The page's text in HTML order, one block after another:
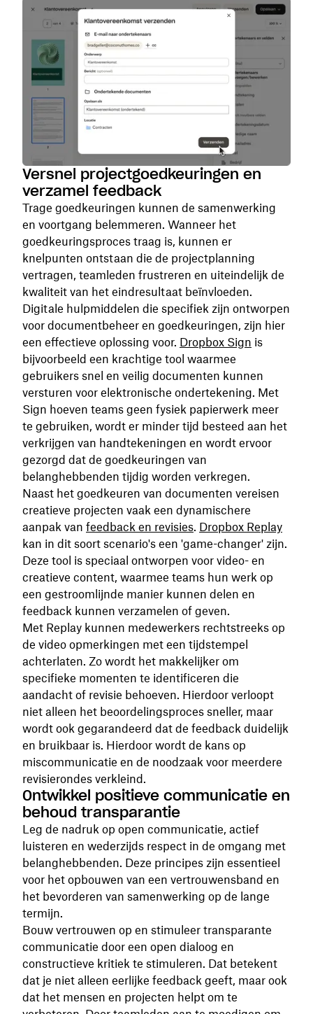
Versnel projectgoedkeuringen en
verzamel feedback
Trage goedkeuringen kunnen de samenwerking
en voortgang belemmeren. Wanneer het
goedkeuringsproces traag is, kunnen er
knelpunten ontstaan die de projectplanning
vertragen, teamleden frustreren en uiteindelijk de
kwaliteit van het eindresultaat beïnvloeden.
Digitale hulpmiddelen die specifiek zijn ontworpen
voor documentbeheer en goedkeuringen, zijn hier
een effectieve oplossing voor. Dropbox Sign is
bijvoorbeeld een krachtige tool waarmee
gebruikers snel en veilig documenten kunnen
versturen voor elektronische ondertekening. Met
Sign hoeven teams geen fysiek papierwerk meer
te gebruiken, wordt er minder tijd besteed aan het
‌verkrijgen van handtekeningen en wordt ervoor
gezorgd dat de goedkeuringen van
belanghebbenden tijdig worden verkregen.
Naast het goedkeuren van documenten vereisen
creatieve projecten vaak een dynamischere
aanpak van feedback en revisies. Dropbox Replay
kan in dit soort scenario's een 'game-changer' zijn.
Deze tool is speciaal ontworpen voor video- en
creatieve content, waarmee teams hun werk op
een gestroomlijnde manier kunnen delen en
feedback kunnen verzamelen of geven.
Met Replay kunnen medewerkers rechtstreeks op
de video opmerkingen met een tijdstempel
achterlaten. Zo wordt het makkelijker om
specifieke momenten te identificeren die
aandacht of revisie behoeven. Hierdoor verloopt
niet alleen het beoordelingsproces sneller, maar
wordt ook gegarandeerd dat de feedback duidelijk
en bruikbaar is. Hierdoor wordt de kans op
miscommunicatie en de noodzaak voor meerdere
revisierondes verkleind.
Ontwikkel positieve communicatie en
behoud transparantie
Leg de nadruk op open communicatie, actief
luisteren en wederzijds respect in de omgang met
belanghebbenden. Deze principes zijn essentieel
voor het opbouwen van een vertrouwensband en
het bevorderen van samenwerking op de lange
termijn.
Bouw vertrouwen op en stimuleer transparante
communicatie door een open dialoog en
constructieve kritiek te stimuleren. Dat betekent
dat je niet alleen eerlijke feedback geeft, maar ook
dat het mensen en projecten helpt om te